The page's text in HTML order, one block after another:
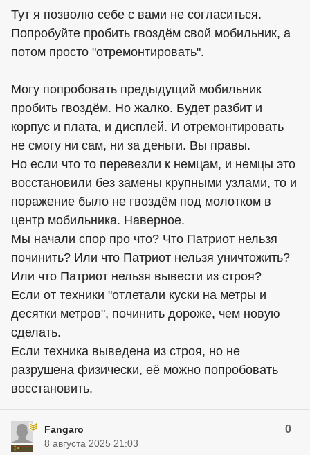
Тут я позволю себе с вами не согласиться.
Попробуйте пробить гвоздём свой мобильник, а
потом просто "отремонтировать".
Могу попробовать предыдущий мобильник
пробить гвоздём. Но жалко. Будет разбит и
корпус и плата, и дисплей. И отремонтировать
не смогу ни сам, ни за деньги. Вы правы.
Но если что то перевезли к немцам, и немцы это
восстановили без замены крупными узлами, то и
поражение было не гвоздём под молотком в
центр мобильника. Наверное.
Мы начали спор про что? Что Патриот нельзя
починить? Или что Патриот нельзя уничтожить?
Или что Патриот нельзя вывести из строя?
Если от техники "отлетали куски на метры и
десятки метров", починить дороже, чем новую
сделать.
Если техника выведена из строя, но не
разрушена физически, её можно попробовать
восстановить.
Fangaro 0
8 августа 2025 21:03